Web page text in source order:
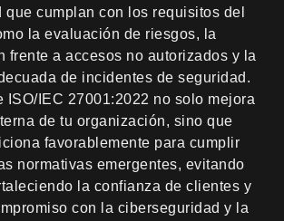
que cumplan con los requisitos del
la evaluación de riesgos, la
frente a accesos no autorizados y la
de incidentes de seguridad.
ISO/IEC 27001:2022 no solo mejora
de tu organización, sino que
favorablemente para cumplir
normativas emergentes, evitando
la confianza de clientes y
con la ciberseguridad y la